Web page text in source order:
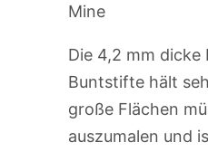
Mine
Die 4,2 mm dicke
Buntstifte hält
große Flächen
auszumalen und